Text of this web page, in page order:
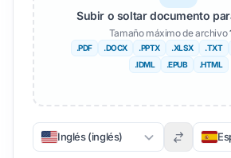
Subir o soltar documento
Tamaño máximo de archivo
.PDF .DOCX .PPTX .XLSX .TXT
.IDML
.EPUB .HTML
Inglés (inglés)